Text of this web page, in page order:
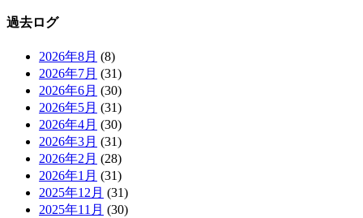
過去ログ
2026年8月 (8)
2026年7月 (31)
2026年6月 (30)
2026年5月 (31)
2026年4月 (30)
2026年3月 (31)
2026年2月 (28)
2026年1月 (31)
2025年12月 (31)
2025年11月 (30)